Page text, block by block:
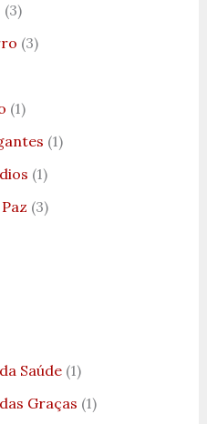
(3)
(3)
(1)
(1)
(1)
(3)
Saúde(1)
Graças (1)